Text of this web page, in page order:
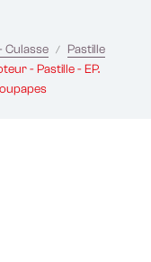
Culasse
Pastille
- Pastille - EP.